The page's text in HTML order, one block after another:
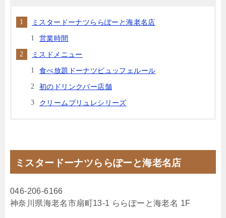
ミスタードーナツららぽーと海老名店
営業時間
ミスドメニュー
食べ放題ドーナツビュッフェルール
初のドリンクバー店舗
クリームブリュレシリーズ
ミスタードーナツららぽーと海老名店
046-206-6166
神奈川県海老名市扇町13-1 ららぽーと海老名 1F